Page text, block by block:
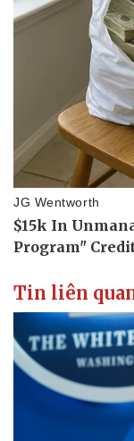
Doanh nghiệp
Thông tin doanh
Doanh nghiệp 24h
Doanh nhân
Vì cộng đồng
Tin liên